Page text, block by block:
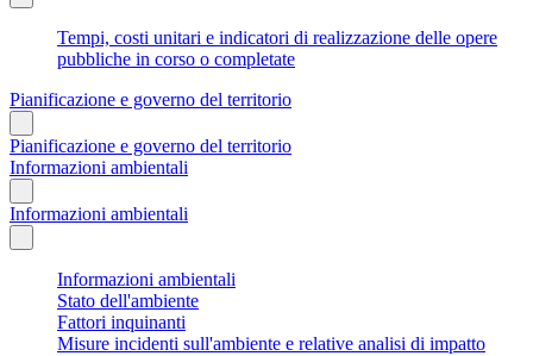
Tempi, costi unitari e indicatori di realizzazione delle opere
pubbliche in corso o completate
Pianificazione e governo del territorio
Pianificazione e governo del territorio
Informazioni ambientali
Informazioni ambientali
Informazioni ambientali
Stato dell'ambiente
Fattori inquinanti
Misure incidenti sull'ambiente e relative analisi di impatto